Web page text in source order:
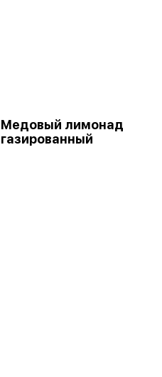
Медовый лимонад
газированный